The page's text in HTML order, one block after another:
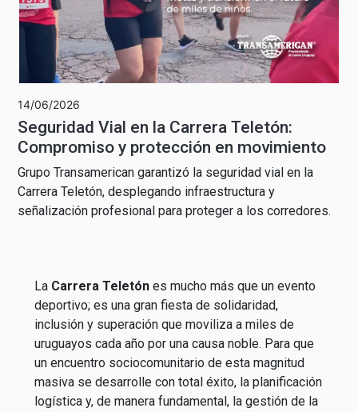
14/06/2026
Seguridad Vial en la Carrera Teletón:
Compromiso y protección en movimiento
Grupo Transamerican garantizó la seguridad vial en la
Carrera Teletón, desplegando infraestructura y
señalización profesional para proteger a los corredores.
La Carrera Teletónes mucho más que un evento
deportivo; es una gran fiesta de solidaridad,
inclusión y superación que moviliza a miles de
uruguayos cada año por una causa noble. Para que
un encuentro sociocomunitario de esta magnitud
masiva se desarrolle con total éxito, la planificación
logística y, de manera fundamental, la gestión de la